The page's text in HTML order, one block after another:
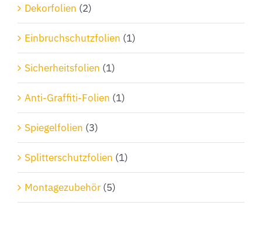
Dekorfolien (2)
Einbruchschutzfolien (1)
Sicherheitsfolien (1)
Anti-Graffiti-Folien (1)
Spiegelfolien (3)
Splitterschutzfolien (1)
Montagezubehör (5)